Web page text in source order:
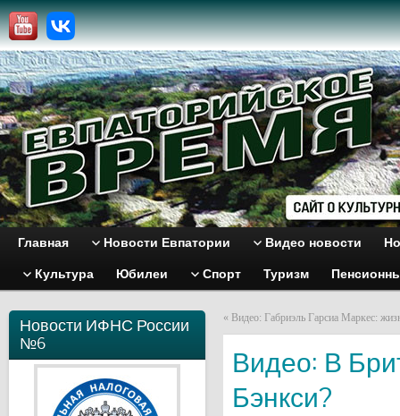
Главная Новости Евпатории Видео новости
Культура Юбилеи Спорт Туризм
Новости ИФНС России
№6
« Видео: Габриэль Гарсиа Маркес:
Видео: В
Бэнкси?